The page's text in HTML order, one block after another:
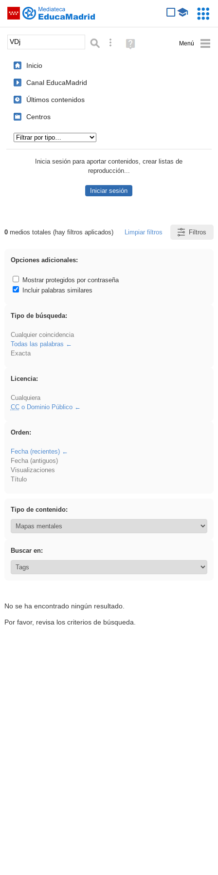
Saltar navegación
Palabra o frase: Búsqueda avanzada
Ayuda
(en
Inicio
Canal EducaMadrid
Últimos contenidos
Centros
Inicia sesión para aportar contenidos, crear listas de
reproducción...
Iniciar sesión
Resultados de: VDj
0medios totales (hay filtros aplicados) Limpiar filtros Filtros
Opciones adicionales:
Mostrar protegidos por contraseña
Incluir palabras similares
Tipo de búsqueda:
Cualquier coincidencia
Todas las palabras
Exacta
Licencia:
Cualquiera
CCo Dominio Público
Orden:
Fecha (recientes)
Fecha (antiguos)
Visualizaciones
Título
Tipo de contenido:
Buscar en:
No se ha encontrado ningún resultado.
Por favor, revisa los criterios de búsqueda.